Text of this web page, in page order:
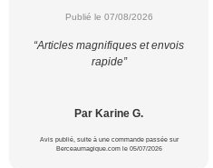
Publié le 07/08/2026
“Articles magnifiques et envois
rapide”
Par Karine G.
Avis publié, suite à une commande passée sur
Berceaumagique.com le 05/07/2026